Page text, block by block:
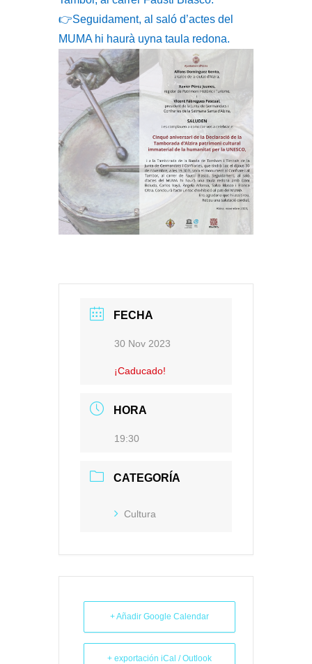
👉Seguidament, al saló d’actes del
MUMA hi haurà uyna taula redona.
FECHA
30 Nov 2023
¡Caducado!
HORA
19:30
CATEGORÍA
Cultura
+ Añadir Google Calendar
+ exportación iCal / Outlook